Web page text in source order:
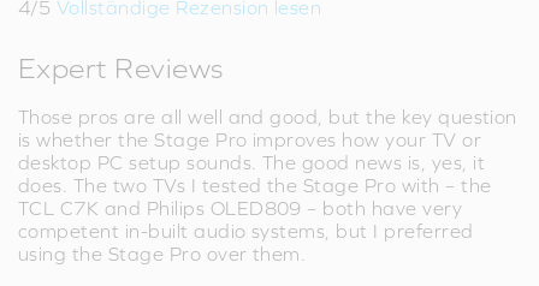
4/5 Vollständige Rezension lesen
Expert Reviews
Those pros are all well and good, but the key question
is whether the Stage Pro improves how your TV or
desktop PC setup sounds. The good news is, yes, it
does. The two TVs I tested the Stage Pro with – the
TCL C7K and Philips OLED809 – both have very
competent in-built audio systems, but I preferred
using the Stage Pro over them.